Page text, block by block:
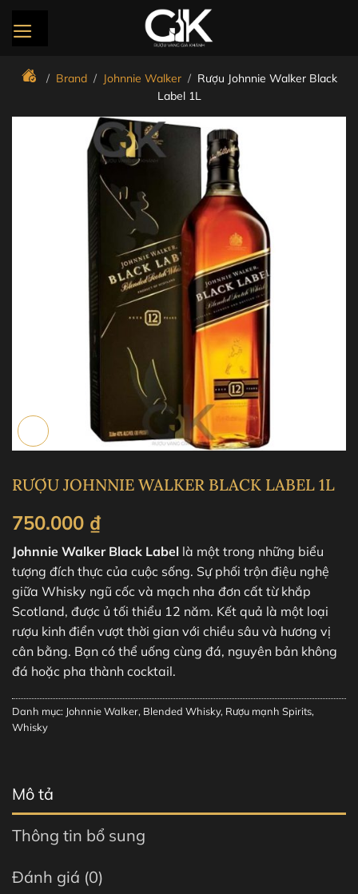
qua
dung
/ Brand / Johnnie Walker / Rượu Johnnie Walker Black
Label 1L
RƯỢU JOHNNIE WALKER BLACK LABEL 1L
750.000 ₫
Johnnie Walker Black Label là một trong những biểu
tượng đích thực của cuộc sống. Sự phối trộn điệu nghệ
giữa Whisky ngũ cốc và mạch nha đơn cất từ khắp
Scotland, được ủ tối thiểu 12 năm. Kết quả là một loại
rượu kinh điển vượt thời gian với chiều sâu và hương vị
cân bằng. Bạn có thể uống cùng đá, nguyên bản không
đá hoặc pha thành cocktail.
Danh mục: Johnnie Walker, Blended Whisky, Rượu mạnh Spirits,
Whisky
Mô tả
Thông tin bổ sung
Đánh giá (0)